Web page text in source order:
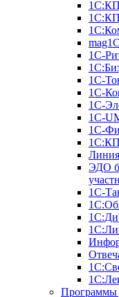
mag1C
1С-
1С-
1С-
1С-
1C-
1С-
1С:КП
Линия
ЭДО
1С-
Программы